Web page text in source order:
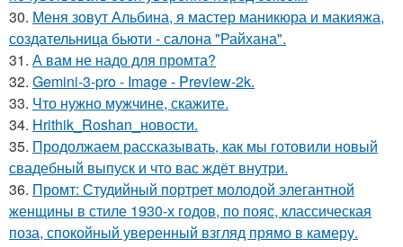
30. Меня зовут Альбина, я мастер маникюра и макияжа,
создательница бьюти - салона "Райхана".
31. А вам не надо для промта?
32. Gemini-3-pro - Image - Preview-2k.
33. Что нужно мужчине, скажите.
34. Hrithik_Roshan_новости.
35. Продолжаем рассказывать, как мы готовили новый
свадебный выпуск и что вас ждёт внутри.
36. Промт: Студийный портрет молодой элегантной
женщины в стиле 1930-х годов, по пояс, классическая
поза, спокойный уверенный взгляд прямо в камеру.